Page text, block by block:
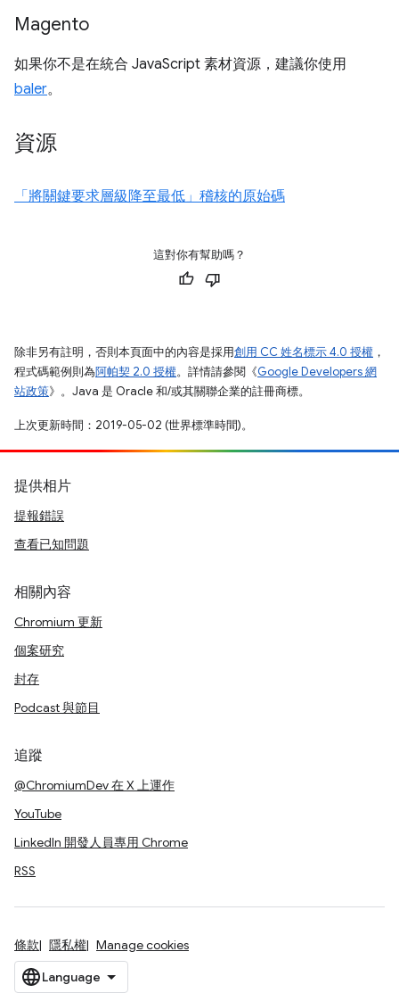
Magento
如果你不是在統合 JavaScript 素材資源，建議你使用
baler。
資源
「將關鍵要求層級降至最低」稽核的原始碼
這對你有幫助嗎？
除非另有註明，否則本頁面中的內容是採用創用 CC 姓名標示 4.0 授權 ，
程式碼範例則為阿帕契 2.0 授權。詳情請參閱《Google Developers 網
站政策》。Java 是 Oracle 和/或其關聯企業的註冊商標。
上次更新時間：2019-05-02 (世界標準時間)。
提供相片
提報錯誤
查看已知問題
相關內容
Chromium 更新
個案研究
封存
Podcast 與節目
追蹤
@ChromiumDev 在 X 上運作
YouTube
LinkedIn 開發人員專用 Chrome
RSS
條款 隱私權 Manage cookies